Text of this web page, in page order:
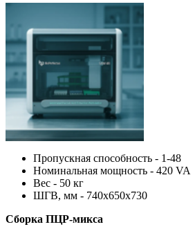
Пропускная способность - 1-48
Номинальная мощность - 420 VA
Вес - 50 кг
ШГВ, мм - 740х650х730
Сборка ПЦР-микса